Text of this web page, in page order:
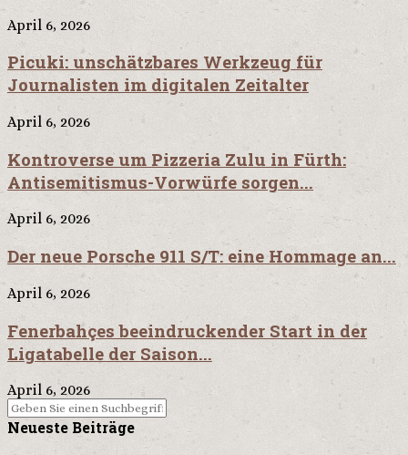
April 6, 2026
Picuki: unschätzbares Werkzeug für
Journalisten im digitalen Zeitalter
April 6, 2026
Kontroverse um Pizzeria Zulu in Fürth:
Antisemitismus-Vorwürfe sorgen...
April 6, 2026
Der neue Porsche 911 S/T: eine Hommage an...
April 6, 2026
Fenerbahçes beeindruckender Start in der
Ligatabelle der Saison...
April 6, 2026
Neueste Beiträge